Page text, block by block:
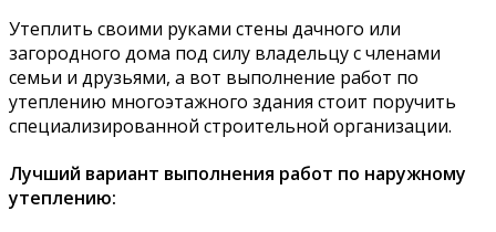
Утеплить своими руками стены дачного или
загородного дома под силу владельцу с членами
семьи и друзьями, а вот выполнение работ по
утеплению многоэтажного здания стоит поручить
специализированной строительной организации.
Лучший вариант выполнения работ по наружному
утеплению: